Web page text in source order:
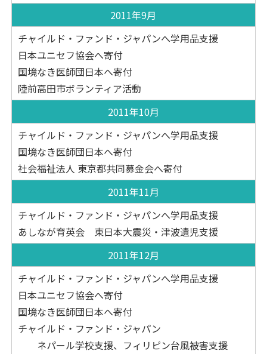
2011年9月
チャイルド・ファンド・ジャパンへ学用品支援
日本ユニセフ協会へ寄付
国境なき医師団日本へ寄付
陸前高田市ボランティア活動
2011年10月
チャイルド・ファンド・ジャパンへ学用品支援
国境なき医師団日本へ寄付
社会福祉法人 東京都共同募金会へ寄付
2011年11月
チャイルド・ファンド・ジャパンへ学用品支援
あしなが育英会 東日本大震災・津波遺児支援
2011年12月
チャイルド・ファンド・ジャパンへ学用品支援
日本ユニセフ協会へ寄付
国境なき医師団日本へ寄付
チャイルド・ファンド・ジャパン
ネパール学校支援、フィリピン台風被害支援